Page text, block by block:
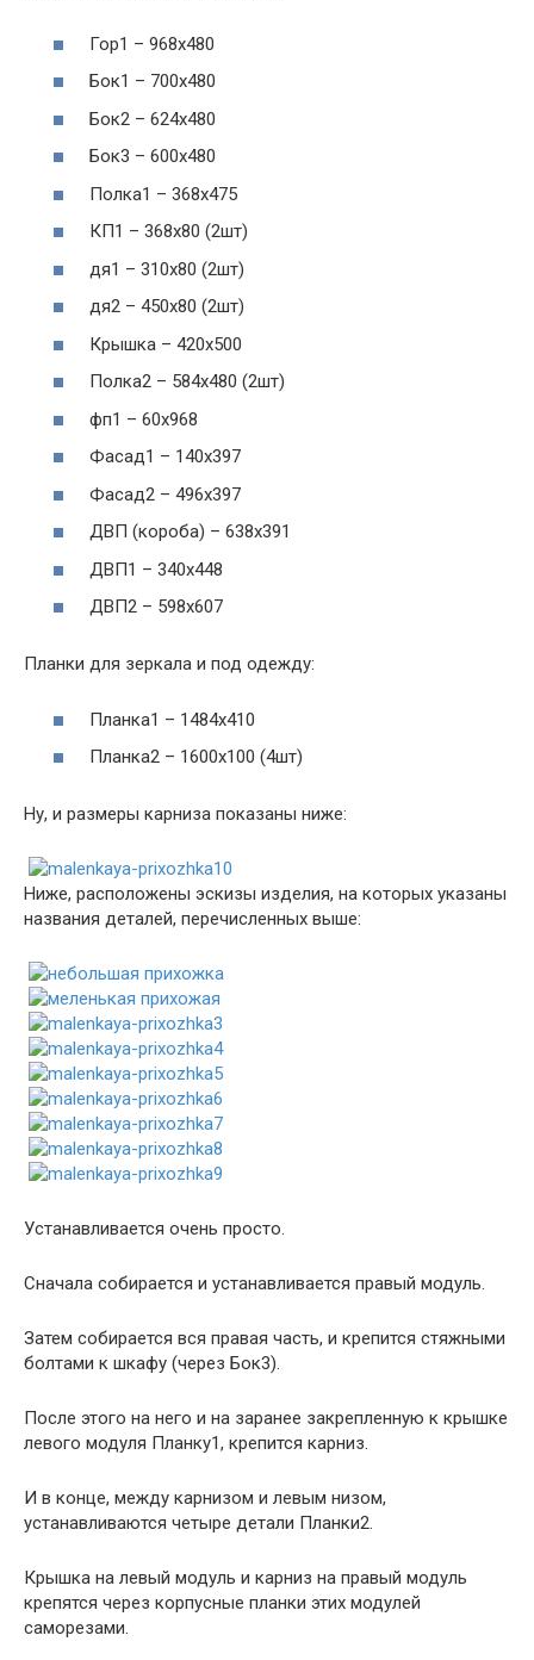
Гор1 – 968х480
Бок1 – 700х480
Бок2 – 624х480
Бок3 – 600х480
Полка1 – 368х475
КП1 – 368х80 (2шт)
дя1 – 310х80 (2шт)
дя2 – 450х80 (2шт)
Крышка – 420х500
Полка2 – 584х480 (2шт)
фп1 – 60х968
Фасад1 – 140х397
Фасад2 – 496х397
ДВП (короба) – 638х391
ДВП1 – 340х448
ДВП2 – 598х607
Планки для зеркала и под одежду:
Планка1 – 1484х410
Планка2 – 1600х100 (4шт)
Ну, и размеры карниза показаны ниже:
Ниже, расположены эскизы изделия, на которых указаны
названия деталей, перечисленных выше:
Устанавливается очень просто.
Сначала собирается и устанавливается правый модуль.
Затем собирается вся правая часть, и крепится стяжными
болтами к шкафу (через Бок3).
После этого на него и на заранее закрепленную к крышке
левого модуля Планку1, крепится карниз.
И в конце, между карнизом и левым низом,
устанавливаются четыре детали Планки2.
Крышка на левый модуль и карниз на правый модуль
крепятся через корпусные планки этих модулей
саморезами.